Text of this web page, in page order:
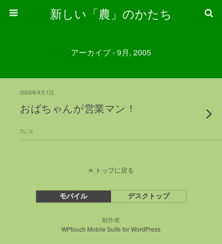
新しい「農」のかたち
アーカイブ › 9月, 2005
2005年9月1日
おばちゃんが営業マン！
7レス
トップに戻る
モバイル デスクトップ
制作者
WPtouch Mobile Suite for WordPress